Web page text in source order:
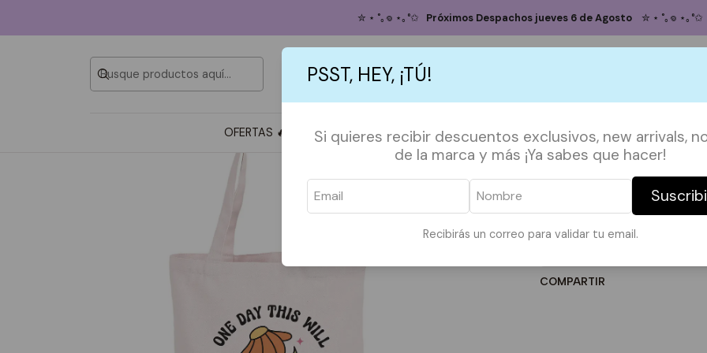
PSST, HEY, ¡TÚ!
Si quieres recibir descuentos exclusivos, new arrivals,
de la marca y más ¡Ya sabes que hacer!
Recibirás un correo para validar tu email.
OFERTAS 🔥 TOTE BAGS ACCESORIOS POLERAS POLERONES TAZAS PAPELERÍA &
✮ ⋆ ˚｡𖦹 ⋆｡°✩ Próximos Despachos jueves 6 de Agosto ✮ ⋆ ˚｡𖦹 ⋆｡°✩
Inicio TOTE BAGS TOTE FRASES Totebag One Day this will
Totebag One
DESCRIPCIÓN:
Medidas en la ultima foto.
COMPARTIR